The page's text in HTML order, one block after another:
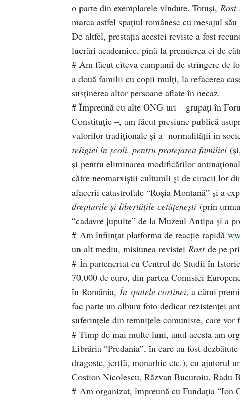
o parte din exemplarele vîndute. Totuşi, Rost
marca astfel spaţiul românesc cu mesajul său
De altfel, prestaţia acestei reviste a fost
lucrări academice, pînă la premierea ei de
# Am făcut cîteva campanii de strîngere de
a două familii cu copii mulţi, la refacerea
susţinerea altor persoane aflate în necaz.
# Împreună cu alte ONG-uri – grupaţi în
Constituţie –, am făcut presiune publică
valorilor tradiţionale şi a normalităţii în
religiei în şcoli, pentru protejarea familiei
şi pentru eliminarea modificărilor
către neomarxiştii culturali şi de ciracii lor
afacerii catastrofale “Roşia Montană” şi a
drepturile şi libertăţile cetăţeneşti (prin
“cadavre jupuite” de la Muzeul Antipa şi a
# Am înfiinţat platforma de reacţie rapidă
un alt mediu, misiunea revistei Rostde pe
# În parteneriat cu Centrul de Studii în
70.000 de euro, din partea Comisiei
în România, În spatele cortinei, a cărui
fac parte un album foto dedicat rezistenţei
suferinţele din temniţele comuniste, care
# Timp de mai multe luni, anul acesta am
Librăria “Predania”, în care au fost
dragoste, jertfă, monarhie etc.), cu ajutorul
Costion Nicolescu, Răzvan Bucuroiu, Radu
# Am organizat, împreună cu Fundaţia “Ion